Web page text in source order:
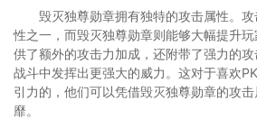
毁灭独尊勋章拥有独特的攻击属性。
性之一，而毁灭独尊勋章则能够大幅提升
供了额外的攻击力加成，还附带了强力的
战斗中发挥出更强大的威力。这对于喜欢
引力的，他们可以凭借毁灭独尊勋章的攻
靡。